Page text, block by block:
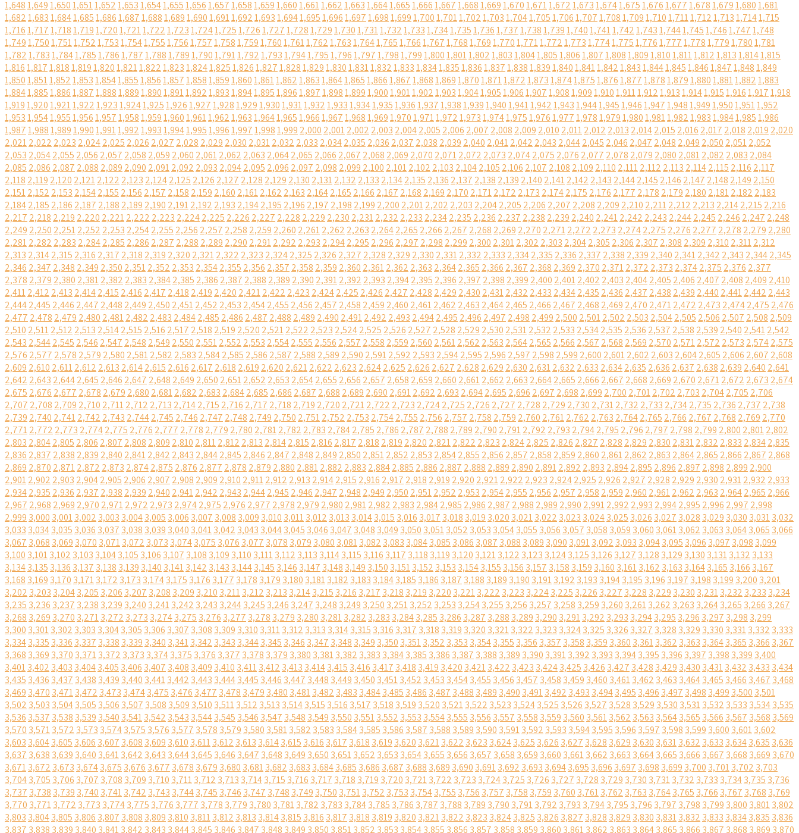
1,6481,6491,6501,6511,6521,6531,6541,6551,6561,6571,6581,6591,6601,6611,6621,6631,6641,6651,6661,6671,6681,6691,6701,6711,6721,6731,6741,6751,6761,6771,6781,6791,6801,681
1,6821,6831,6841,6851,6861,6871,6881,6891,6901,6911,6921,6931,6941,6951,6961,6971,6981,6991,7001,7011,7021,7031,7041,7051,7061,7071,7081,7091,7101,7111,7121,7131,7141,715
1,7161,7171,7181,7191,7201,7211,7221,7231,7241,7251,7261,7271,7281,7291,7301,7311,7321,7331,7341,7351,7361,7371,7381,7391,7401,7411,7421,7431,7441,7451,7461,7471,748
1,7491,7501,7511,7521,7531,7541,7551,7561,7571,7581,7591,7601,7611,7621,7631,7641,7651,7661,7671,7681,7691,7701,7711,7721,7731,7741,7751,7761,7771,7781,7791,7801,781
1,7821,7831,7841,7851,7861,7871,7881,7891,7901,7911,7921,7931,7941,7951,7961,7971,7981,7991,8001,8011,8021,8031,8041,8051,8061,8071,8081,8091,8101,8111,8121,8131,8141,815
1,8161,8171,8181,8191,8201,8211,8221,8231,8241,8251,8261,8271,8281,8291,8301,8311,8321,8331,8341,8351,8361,8371,8381,8391,8401,8411,8421,8431,8441,8451,8461,8471,8481,849
1,8501,8511,8521,8531,8541,8551,8561,8571,8581,8591,8601,8611,8621,8631,8641,8651,8661,8671,8681,8691,8701,8711,8721,8731,8741,8751,8761,8771,8781,8791,8801,8811,8821,883
1,8841,8851,8861,8871,8881,8891,8901,8911,8921,8931,8941,8951,8961,8971,8981,8991,9001,9011,9021,9031,9041,9051,9061,9071,9081,9091,9101,9111,9121,9131,9141,9151,9161,9171,918
1,9191,9201,9211,9221,9231,9241,9251,9261,9271,9281,9291,9301,9311,9321,9331,9341,9351,9361,9371,9381,9391,9401,9411,9421,9431,9441,9451,9461,9471,9481,9491,9501,9511,952
1,9531,9541,9551,9561,9571,9581,9591,9601,9611,9621,9631,9641,9651,9661,9671,9681,9691,9701,9711,9721,9731,9741,9751,9761,9771,9781,9791,9801,9811,9821,9831,9841,9851,986
1,9871,9881,9891,9901,9911,9921,9931,9941,9951,9961,9971,9981,999 2,000 2,0012,002 2,003 2,0042,005 2,006 2,007 2,008 2,009 2,010 2,0112,012 2,013 2,0142,015 2,016 2,017 2,018 2,019 2,020
2,0212,022 2,023 2,0242,025 2,026 2,027 2,028 2,029 2,030 2,0312,032 2,033 2,0342,035 2,036 2,037 2,038 2,039 2,040 2,0412,042 2,043 2,0442,045 2,046 2,047 2,048 2,049 2,050 2,0512,052
2,053 2,0542,055 2,056 2,057 2,058 2,059 2,060 2,0612,062 2,063 2,0642,065 2,066 2,067 2,068 2,069 2,070 2,0712,072 2,073 2,0742,075 2,076 2,077 2,078 2,079 2,080 2,0812,082 2,083 2,084
2,085 2,086 2,087 2,088 2,089 2,090 2,0912,092 2,093 2,0942,095 2,096 2,097 2,098 2,099 2,100 2,1012,102 2,103 2,1042,105 2,106 2,107 2,108 2,109 2,110 2,1112,112 2,113 2,1142,115 2,116 2,117
2,118 2,119 2,120 2,1212,122 2,123 2,1242,125 2,126 2,127 2,128 2,129 2,130 2,1312,132 2,133 2,1342,135 2,136 2,137 2,138 2,139 2,140 2,1412,142 2,143 2,1442,145 2,146 2,147 2,148 2,149 2,150
2,1512,152 2,153 2,1542,155 2,156 2,157 2,158 2,159 2,160 2,1612,162 2,163 2,1642,165 2,166 2,167 2,168 2,169 2,170 2,1712,172 2,173 2,1742,175 2,176 2,177 2,178 2,179 2,180 2,1812,182 2,183
2,1842,185 2,186 2,187 2,188 2,189 2,190 2,1912,192 2,193 2,1942,195 2,196 2,197 2,198 2,199 2,200 2,2012,202 2,203 2,2042,205 2,206 2,207 2,208 2,209 2,210 2,2112,212 2,213 2,2142,215 2,216
2,217 2,218 2,219 2,220 2,2212,222 2,223 2,2242,225 2,226 2,227 2,228 2,229 2,230 2,2312,232 2,233 2,2342,235 2,236 2,237 2,238 2,239 2,240 2,2412,242 2,243 2,2442,245 2,246 2,247 2,248
2,249 2,250 2,2512,252 2,253 2,2542,255 2,256 2,257 2,258 2,259 2,260 2,2612,262 2,263 2,2642,265 2,266 2,267 2,268 2,269 2,270 2,2712,272 2,273 2,2742,275 2,276 2,277 2,278 2,279 2,280
2,2812,282 2,283 2,2842,285 2,286 2,287 2,288 2,289 2,290 2,2912,292 2,293 2,2942,295 2,296 2,297 2,298 2,299 2,300 2,3012,302 2,303 2,3042,305 2,306 2,307 2,308 2,309 2,310 2,3112,312
2,313 2,3142,315 2,316 2,317 2,318 2,319 2,320 2,3212,322 2,323 2,3242,325 2,326 2,327 2,328 2,329 2,330 2,3312,332 2,333 2,3342,335 2,336 2,337 2,338 2,339 2,340 2,3412,342 2,343 2,3442,345
2,346 2,347 2,348 2,349 2,350 2,3512,352 2,353 2,3542,355 2,356 2,357 2,358 2,359 2,360 2,3612,362 2,363 2,3642,365 2,366 2,367 2,368 2,369 2,370 2,3712,372 2,373 2,3742,375 2,376 2,377
2,378 2,379 2,380 2,3812,382 2,383 2,3842,385 2,386 2,387 2,388 2,389 2,390 2,3912,392 2,393 2,3942,395 2,396 2,397 2,398 2,399 2,400 2,4012,402 2,403 2,4042,405 2,406 2,407 2,408 2,409 2,410
2,4112,412 2,413 2,4142,415 2,416 2,417 2,418 2,419 2,420 2,4212,422 2,423 2,4242,425 2,426 2,427 2,428 2,429 2,430 2,4312,432 2,433 2,4342,435 2,436 2,437 2,438 2,439 2,440 2,4412,442 2,443
2,4442,445 2,446 2,447 2,448 2,449 2,450 2,4512,452 2,453 2,4542,455 2,456 2,457 2,458 2,459 2,460 2,4612,462 2,463 2,4642,465 2,466 2,467 2,468 2,469 2,470 2,4712,472 2,473 2,4742,475 2,476
2,477 2,478 2,479 2,480 2,4812,482 2,483 2,4842,485 2,486 2,487 2,488 2,489 2,490 2,4912,492 2,493 2,4942,495 2,496 2,497 2,498 2,499 2,500 2,5012,502 2,503 2,5042,505 2,506 2,507 2,508 2,509
2,510 2,5112,512 2,513 2,5142,515 2,516 2,517 2,518 2,519 2,520 2,5212,522 2,523 2,5242,525 2,526 2,527 2,528 2,529 2,530 2,5312,532 2,533 2,5342,535 2,536 2,537 2,538 2,539 2,540 2,5412,542
2,543 2,5442,545 2,546 2,547 2,548 2,549 2,550 2,5512,552 2,553 2,5542,555 2,556 2,557 2,558 2,559 2,560 2,5612,562 2,563 2,5642,565 2,566 2,567 2,568 2,569 2,570 2,5712,572 2,573 2,5742,575
2,576 2,577 2,578 2,579 2,580 2,5812,582 2,583 2,5842,585 2,586 2,587 2,588 2,589 2,590 2,5912,592 2,593 2,5942,595 2,596 2,597 2,598 2,599 2,600 2,6012,602 2,603 2,6042,605 2,606 2,607 2,608
2,609 2,610 2,6112,612 2,613 2,6142,615 2,616 2,617 2,618 2,619 2,620 2,6212,622 2,623 2,6242,625 2,626 2,627 2,628 2,629 2,630 2,6312,632 2,633 2,6342,635 2,636 2,637 2,638 2,639 2,640 2,641
2,642 2,643 2,6442,645 2,646 2,647 2,648 2,649 2,650 2,6512,652 2,653 2,6542,655 2,656 2,657 2,658 2,659 2,660 2,6612,662 2,663 2,6642,665 2,666 2,667 2,668 2,669 2,670 2,6712,672 2,673 2,674
2,675 2,676 2,677 2,678 2,679 2,680 2,6812,682 2,683 2,6842,685 2,686 2,687 2,688 2,689 2,690 2,6912,692 2,693 2,6942,695 2,696 2,697 2,698 2,699 2,700 2,7012,702 2,703 2,7042,705 2,706
2,707 2,708 2,709 2,710 2,7112,712 2,713 2,7142,715 2,716 2,717 2,718 2,719 2,720 2,7212,722 2,723 2,7242,725 2,726 2,727 2,728 2,729 2,730 2,7312,732 2,733 2,7342,735 2,736 2,737 2,738
2,739 2,740 2,7412,742 2,743 2,7442,745 2,746 2,747 2,748 2,749 2,750 2,7512,752 2,753 2,7542,755 2,756 2,757 2,758 2,759 2,760 2,7612,762 2,763 2,7642,765 2,766 2,767 2,768 2,769 2,770
2,7712,772 2,773 2,7742,775 2,776 2,777 2,778 2,779 2,780 2,7812,782 2,783 2,7842,785 2,786 2,787 2,788 2,789 2,790 2,7912,792 2,793 2,7942,795 2,796 2,797 2,798 2,799 2,800 2,8012,802
2,803 2,8042,805 2,806 2,807 2,808 2,809 2,810 2,8112,812 2,813 2,8142,815 2,816 2,817 2,818 2,819 2,820 2,8212,822 2,823 2,8242,825 2,826 2,827 2,828 2,829 2,830 2,8312,832 2,833 2,8342,835
2,836 2,837 2,838 2,839 2,840 2,8412,842 2,843 2,8442,845 2,846 2,847 2,848 2,849 2,850 2,8512,852 2,853 2,8542,855 2,856 2,857 2,858 2,859 2,860 2,8612,862 2,863 2,8642,865 2,866 2,867 2,868
2,869 2,870 2,8712,872 2,873 2,8742,875 2,876 2,877 2,878 2,879 2,880 2,8812,882 2,883 2,8842,885 2,886 2,887 2,888 2,889 2,890 2,8912,892 2,893 2,8942,895 2,896 2,897 2,898 2,899 2,900
2,9012,902 2,903 2,9042,905 2,906 2,907 2,908 2,909 2,910 2,9112,912 2,913 2,9142,915 2,916 2,917 2,918 2,919 2,920 2,9212,922 2,923 2,9242,925 2,926 2,927 2,928 2,929 2,930 2,9312,932 2,933
2,9342,935 2,936 2,937 2,938 2,939 2,940 2,9412,942 2,943 2,9442,945 2,946 2,947 2,948 2,949 2,950 2,9512,952 2,953 2,9542,955 2,956 2,957 2,958 2,959 2,960 2,9612,962 2,963 2,9642,965 2,966
2,967 2,968 2,969 2,970 2,9712,972 2,973 2,9742,975 2,976 2,977 2,978 2,979 2,980 2,9812,982 2,983 2,9842,985 2,986 2,987 2,988 2,989 2,990 2,9912,992 2,993 2,9942,995 2,996 2,997 2,998
2,999 3,000 3,0013,002 3,003 3,0043,005 3,006 3,007 3,008 3,009 3,010 3,0113,012 3,013 3,0143,015 3,016 3,017 3,018 3,019 3,020 3,0213,022 3,023 3,0243,025 3,026 3,027 3,028 3,029 3,030 3,0313,032
3,033 3,0343,035 3,036 3,037 3,038 3,039 3,040 3,0413,042 3,043 3,0443,045 3,046 3,047 3,048 3,049 3,050 3,0513,052 3,053 3,0543,055 3,056 3,057 3,058 3,059 3,060 3,0613,062 3,063 3,0643,065 3,066
3,067 3,068 3,069 3,070 3,0713,072 3,073 3,0743,075 3,076 3,077 3,078 3,079 3,080 3,0813,082 3,083 3,0843,085 3,086 3,087 3,088 3,089 3,090 3,0913,092 3,093 3,0943,095 3,096 3,097 3,098 3,099
3,100 3,1013,102 3,103 3,1043,105 3,106 3,107 3,108 3,109 3,110 3,1113,112 3,113 3,1143,115 3,116 3,117 3,118 3,119 3,120 3,1213,122 3,123 3,1243,125 3,126 3,127 3,128 3,129 3,130 3,1313,132 3,133
3,1343,135 3,136 3,137 3,138 3,139 3,140 3,1413,142 3,143 3,1443,145 3,146 3,147 3,148 3,149 3,150 3,1513,152 3,153 3,1543,155 3,156 3,157 3,158 3,159 3,160 3,1613,162 3,163 3,1643,165 3,166 3,167
3,168 3,169 3,170 3,1713,172 3,173 3,1743,175 3,176 3,177 3,178 3,179 3,180 3,1813,182 3,183 3,1843,185 3,186 3,187 3,188 3,189 3,190 3,1913,192 3,193 3,1943,195 3,196 3,197 3,198 3,199 3,200 3,201
3,202 3,203 3,2043,205 3,206 3,207 3,208 3,209 3,210 3,2113,212 3,213 3,2143,215 3,216 3,217 3,218 3,219 3,220 3,2213,222 3,223 3,2243,225 3,226 3,227 3,228 3,229 3,230 3,2313,232 3,233 3,234
3,235 3,236 3,237 3,238 3,239 3,240 3,2413,242 3,243 3,2443,245 3,246 3,247 3,248 3,249 3,250 3,2513,252 3,253 3,2543,255 3,256 3,257 3,258 3,259 3,260 3,2613,262 3,263 3,2643,265 3,266 3,267
3,268 3,269 3,270 3,2713,272 3,273 3,2743,275 3,276 3,277 3,278 3,279 3,280 3,2813,282 3,283 3,2843,285 3,286 3,287 3,288 3,289 3,290 3,2913,292 3,293 3,2943,295 3,296 3,297 3,298 3,299
3,300 3,3013,302 3,303 3,3043,305 3,306 3,307 3,308 3,309 3,310 3,3113,312 3,313 3,3143,315 3,316 3,317 3,318 3,319 3,320 3,3213,322 3,323 3,3243,325 3,326 3,327 3,328 3,329 3,330 3,3313,332 3,333
3,3343,335 3,336 3,337 3,338 3,339 3,340 3,3413,342 3,343 3,3443,345 3,346 3,347 3,348 3,349 3,350 3,3513,352 3,353 3,3543,355 3,356 3,357 3,358 3,359 3,360 3,3613,362 3,363 3,3643,365 3,366 3,367
3,368 3,369 3,370 3,3713,372 3,373 3,3743,375 3,376 3,377 3,378 3,379 3,380 3,3813,382 3,383 3,3843,385 3,386 3,387 3,388 3,389 3,390 3,3913,392 3,393 3,3943,395 3,396 3,397 3,398 3,399 3,400
3,4013,402 3,403 3,4043,405 3,406 3,407 3,408 3,409 3,410 3,4113,412 3,413 3,4143,415 3,416 3,417 3,418 3,419 3,420 3,4213,422 3,423 3,4243,425 3,426 3,427 3,428 3,429 3,430 3,4313,432 3,433 3,434
3,435 3,436 3,437 3,438 3,439 3,440 3,4413,442 3,443 3,4443,445 3,446 3,447 3,448 3,449 3,450 3,4513,452 3,453 3,4543,455 3,456 3,457 3,458 3,459 3,460 3,4613,462 3,463 3,4643,465 3,466 3,467 3,468
3,469 3,470 3,4713,472 3,473 3,4743,475 3,476 3,477 3,478 3,479 3,480 3,4813,482 3,483 3,4843,485 3,486 3,487 3,488 3,489 3,490 3,4913,492 3,493 3,4943,495 3,496 3,497 3,498 3,499 3,500 3,501
3,502 3,503 3,5043,505 3,506 3,507 3,508 3,509 3,510 3,5113,512 3,513 3,5143,515 3,516 3,517 3,518 3,519 3,520 3,5213,522 3,523 3,5243,525 3,526 3,527 3,528 3,529 3,530 3,5313,532 3,533 3,5343,535
3,536 3,537 3,538 3,539 3,540 3,5413,542 3,543 3,5443,545 3,546 3,547 3,548 3,549 3,550 3,5513,552 3,553 3,5543,555 3,556 3,557 3,558 3,559 3,560 3,5613,562 3,563 3,5643,565 3,566 3,567 3,568 3,569
3,570 3,5713,572 3,573 3,5743,575 3,576 3,577 3,578 3,579 3,580 3,5813,582 3,583 3,5843,585 3,586 3,587 3,588 3,589 3,590 3,5913,592 3,593 3,5943,595 3,596 3,597 3,598 3,599 3,600 3,6013,602
3,603 3,6043,605 3,606 3,607 3,608 3,609 3,610 3,6113,612 3,613 3,6143,615 3,616 3,617 3,618 3,619 3,620 3,6213,622 3,623 3,6243,625 3,626 3,627 3,628 3,629 3,630 3,6313,632 3,633 3,6343,635 3,636
3,637 3,638 3,639 3,640 3,6413,642 3,643 3,6443,645 3,646 3,647 3,648 3,649 3,650 3,6513,652 3,653 3,6543,655 3,656 3,657 3,658 3,659 3,660 3,6613,662 3,663 3,6643,665 3,666 3,667 3,668 3,669 3,670
3,6713,672 3,673 3,6743,675 3,676 3,677 3,678 3,679 3,680 3,6813,682 3,683 3,6843,685 3,686 3,687 3,688 3,689 3,690 3,6913,692 3,693 3,6943,695 3,696 3,697 3,698 3,699 3,700 3,7013,702 3,703
3,7043,705 3,706 3,707 3,708 3,709 3,710 3,7113,712 3,713 3,7143,715 3,716 3,717 3,718 3,719 3,720 3,7213,722 3,723 3,7243,725 3,726 3,727 3,728 3,729 3,730 3,7313,732 3,733 3,7343,735 3,736
3,737 3,738 3,739 3,740 3,7413,742 3,743 3,7443,745 3,746 3,747 3,748 3,749 3,750 3,7513,752 3,753 3,7543,755 3,756 3,757 3,758 3,759 3,760 3,7613,762 3,763 3,7643,765 3,766 3,767 3,768 3,769
3,770 3,7713,772 3,773 3,7743,775 3,776 3,777 3,778 3,779 3,780 3,7813,782 3,783 3,7843,785 3,786 3,787 3,788 3,789 3,790 3,7913,792 3,793 3,7943,795 3,796 3,797 3,798 3,799 3,800 3,8013,802
3,803 3,8043,805 3,806 3,807 3,808 3,809 3,810 3,8113,812 3,813 3,8143,815 3,816 3,817 3,818 3,819 3,820 3,8213,822 3,823 3,8243,825 3,826 3,827 3,828 3,829 3,830 3,8313,832 3,833 3,8343,835 3,836
3,837 3,838 3,839 3,840 3,8413,842 3,843 3,8443,845 3,846 3,847 3,848 3,849 3,850 3,8513,852 3,853 3,8543,855 3,856 3,857 3,858 3,859 3,860 3,8613,862 3,863 3,8643,865 3,866 3,867 3,868 3,869 3,870